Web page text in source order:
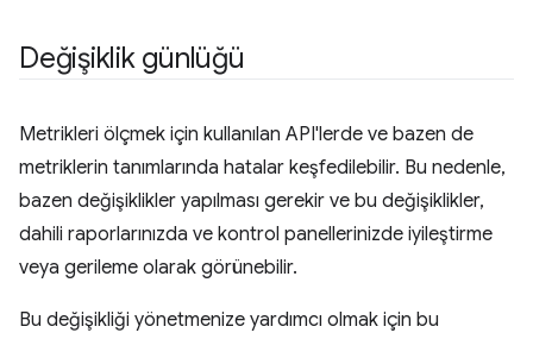
Değişiklik günlüğü
Metrikleri ölçmek için kullanılan API'lerde ve bazen de
metriklerin tanımlarında hatalar keşfedilebilir. Bu nedenle,
bazen değişiklikler yapılması gerekir ve bu değişiklikler,
dahili raporlarınızda ve kontrol panellerinizde iyileştirme
veya gerileme olarak görünebilir.
Bu değişikliği yönetmenize yardımcı olmak için bu